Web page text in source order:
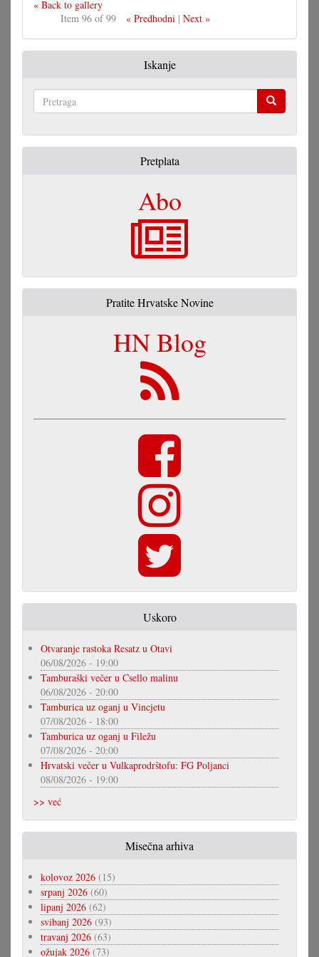
« Back to gallery
Item 96 of 99
« Predhodni| Next »
Iskanje
Pretplata
Abo
Pratite Hrvatske Novine
HN Blog
Uskoro
Otvaranje rastoka Resatz u Otavi
06/08/2026 - 19:00
Tamburaški večer u Csello malinu
06/08/2026 - 20:00
Tamburica uz oganj u Vincjetu
07/08/2026 - 18:00
Tamburica uz oganj u Filežu
07/08/2026 - 20:00
Hrvatski večer u Vulkaprodrštofu: FG Poljanci
08/08/2026 - 19:00
>> već
Misečna arhiva
kolovoz 2026 (15)
srpanj 2026 (60)
lipanj 2026 (62)
svibanj 2026 (93)
travanj 2026 (63)
ožujak 2026 (73)